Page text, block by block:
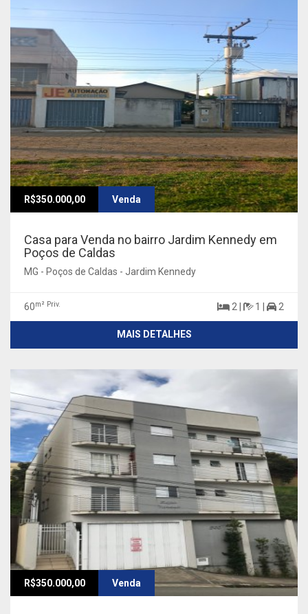
R$350.000,00 Venda
Casa para Venda no bairro Jardim Kennedy em
Poços de Caldas
MG - Poços de Caldas - Jardim Kennedy
60m² Priv. 2 | 1 | 2
MAIS DETALHES
R$350.000,00 Venda